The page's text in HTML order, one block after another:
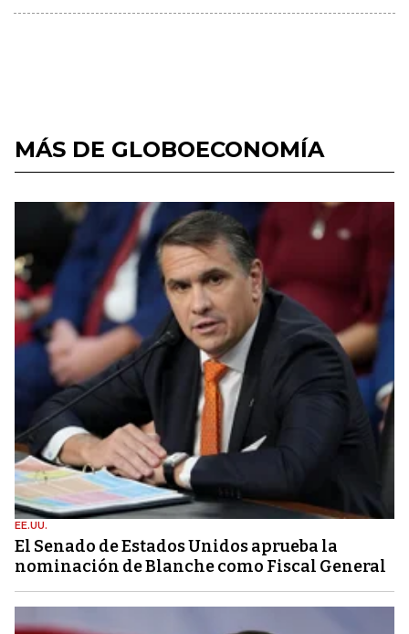
MÁS DE GLOBOECONOMÍA
EE.UU.
El Senado de Estados Unidos aprueba la
nominación de Blanche como Fiscal General